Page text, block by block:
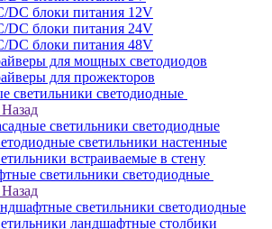
DC блоки питания 12V
DC блоки питания 24V
DC блоки питания 48V
для мощных светодиодов
для прожекторов
светильники светодиодные
Назад
светильники светодиодные
светильники настенные
встраиваемые в стену
светильники светодиодные
Назад
светильники светодиодные
ландшафтные столбики